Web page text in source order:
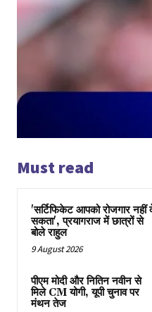
Must read
'सर्टिफिकेट आपको रोजगार नहीं
सकता', प्रयागराज में छात्रों से
बोले राहुल
9 August 2026
पीएम मोदी और नितिन नवीन से
मिले CM योगी, यूपी चुनाव पर
मंथन तेज